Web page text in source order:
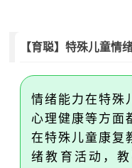
【育聪】特殊儿童情
情绪能力在特殊
心理健康等方面
在特殊儿童康复
绪教育活动，